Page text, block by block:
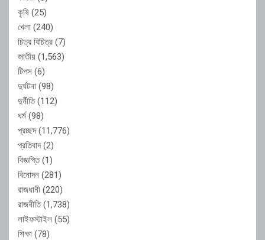
কৃষি (25)
খেলা (240)
চিত্র বিচিত্র (7)
জাতীয় (1,563)
টিপস (6)
দুর্ঘটনা (98)
দুর্নীতি(112)
ধর্ম(98)
প্রচ্ছদ(11,776)
প্রতিবাদ(2)
বিজ্ঞপ্তি(1)
বিনোদন (281)
রাজধানী (220)
রাজনীতি(1,738)
লাইফস্টাইল (55)
শিক্ষা (78)